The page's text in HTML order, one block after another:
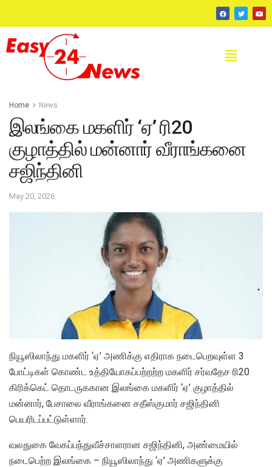
Home News
இலங்கை மகளிர் ‘ஏ’ ரி20
குழாத்தில் மன்னார் வீராங்கனை
சஜிந்தினி
May 20, 2026
நியூஸிலாந்து மகளிர் ‘ஏ’ அணிக்கு எதிராக நடைபெறவுள்ள 3
போட்டிகள் கொண்ட உத்தியோகப்பற்றற்ற மகளிர் சர்வதேச ரி20
கிரிக்கெட் தொடருககான இலங்கை மகளிர் ‘ஏ’ குழாத்தில்
மன்னார், பேசாலை வீராங்கனை சதீஸ்குமார் சஜிந்தினி
பெயரிடப்பட்டுள்ளார்.
வலதுகை வேகப்பந்துவீச்சாளரான சஜிந்தினி, அண்மையில்
நடைபெற்ற இலங்கை – நியூஸிலாந்து ‘ஏ’ அணிகளுக்கு